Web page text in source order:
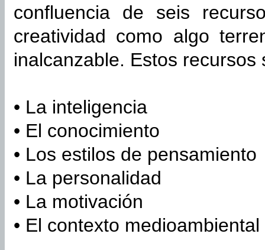
confluencia de seis
creatividad como algo
inalcanzable. Estos recursos
• La inteligencia
• El conocimiento
• Los estilos de pensamiento
• La personalidad
• La motivación
• El contexto medioambiental